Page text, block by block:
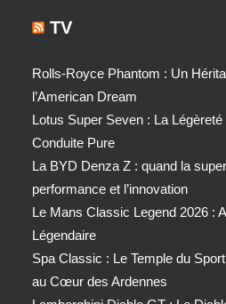
TV
Rolls-Royce Phantom : Un
l’American Dream
Lotus Super Seven : La Légèreté
Conduite Pure
La BYD Denza Z : quand la
performance et l’innovation
Le Mans Classic Legend 2026 :
Légendaire
Spa Classic : Le Temple du
au Cœur des Ardennes